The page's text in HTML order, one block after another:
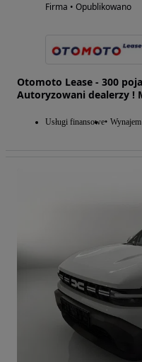
Firma • Opublikowano
Otomoto Lease - 300
Autoryzowani dealerzy !
Usługi finansowe